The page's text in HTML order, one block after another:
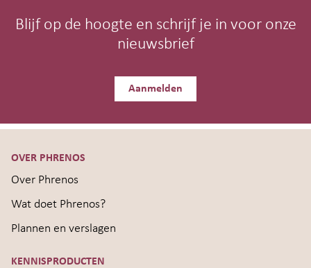
Blijf op de hoogte en schrijf je in voor onze
nieuwsbrief
Aanmelden
OVER PHRENOS
Over Phrenos
Wat doet Phrenos?
Plannen en verslagen
KENNISPRODUCTEN